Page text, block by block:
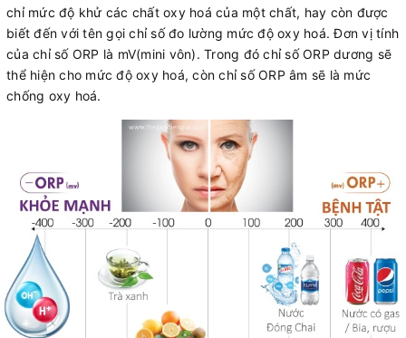
chỉ mức độ khử các chất oxy hoá của một chất, hay còn được
biết đến với tên gọi chỉ số đo lường mức độ oxy hoá. Đơn vị tính
của chỉ số ORP là mV(mini vôn). Trong đó chỉ số ORP dương sẽ
thể hiện cho mức độ oxy hoá, còn chỉ số ORP âm sẽ là mức
chống oxy hoá.